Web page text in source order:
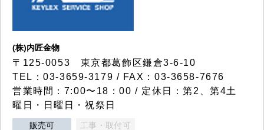
(株)内匠金物
〒125-0053 東京都葛飾区鎌倉3-6-10
TEL：03-3659-3179 / FAX：03-3658-7676
営業時間：7:00〜18：00 / 定休日：第2、第4土
曜日・日曜日・祝祭日
販売可 工事・取付可